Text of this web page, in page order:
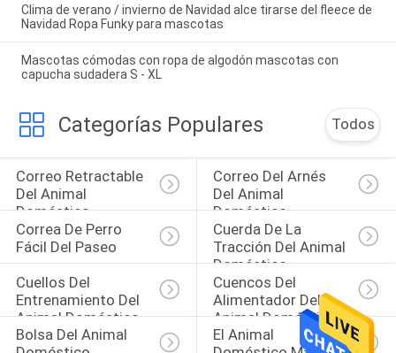
Clima de verano / invierno de Navidad alce tirarse del fleece de
Navidad Ropa Funky para mascotas
Mascotas cómodas con ropa de algodón mascotas con
capucha sudadera S - XL
Categorías Populares Todos
Correo Retractable
Del Animal
Doméstico
Correo Del Arnés
Del Animal
Doméstico
Correa De Perro
Fácil Del Paseo
Cuerda De La
Tracción Del Animal
Doméstico
Cuellos Del
Entrenamiento Del
Animal Doméstico
Cuencos Del
Alimentador Del
Animal Doméstico
Bolsa Del Animal
El Animal